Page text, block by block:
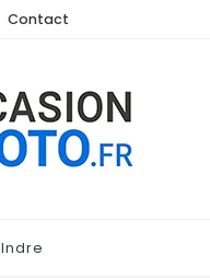
Contact
Indre